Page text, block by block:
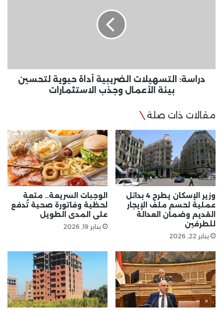
وجذب
الاستثمارات
دراسة: التسهيلات الضريبية أداة حيوية لتحسين
بيئة الأعمال وجذب الاستثمارات
مقالات ذات صلة
وزير الإسكان يطرح 4 بدائل
عملية لحسم ملف الإيجار
القديم وضمان العدالة
للطرفين
يناير 22, 2026
الوجبات السريعة.. متعة
لحظية وفاتورة صحية تُدفع
على المدى الطويل
يناير 19, 2026